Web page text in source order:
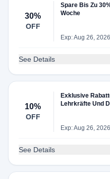
30%
OFF
Spare Bis Zu
Woche
Exp: Aug 26, 2026
See Details
10%
OFF
Exklusive
Lehrkräfte Und
Exp: Aug 26, 2026
See Details